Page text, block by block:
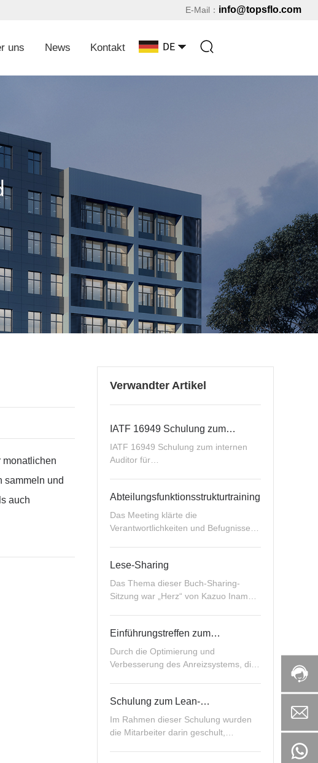
E-Mail： info@topsflo.com
uns News Kontakt
monatlichen
sammeln und
auch
Verwandter Artikel
IATF 16949 Schulung zum
Qualitätsmanagementsysteme
IATF 16949 Schulung zum internen
Auditor für
Abteilungsfunktionsstrukturtraining
Das Meeting klärte die
Verantwortlichkeiten und Befugnisse
Lese-Sharing
Das Thema dieser Buch-Sharing-
Sitzung war „Herz“ von Kazuo Inamori.
Einführungstreffen zum
Durch die Optimierung und
Verbesserung des Anreizsystems, die
Schulung zum Lean-
Im Rahmen dieser Schulung wurden
die Mitarbeiter darin geschult,